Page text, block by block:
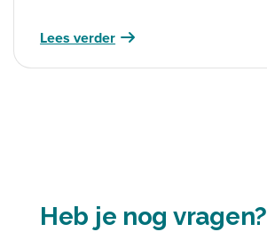
Lees verder
Heb je nog vragen?